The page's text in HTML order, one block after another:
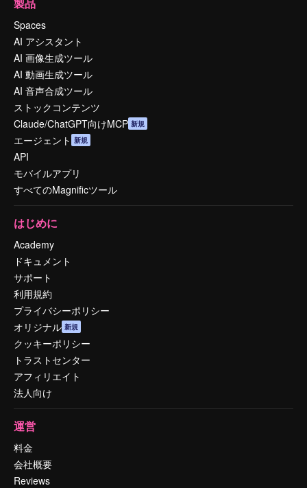
Spaces
AI アシスタント
AI 画像生成ツール
AI 動画生成ツール
AI 音声合成ツール
ストックコンテンツ
Claude/ChatGPT向けMCP 新規
エージェント 新規
API
モバイルアプリ
すべてのMagnificツール
はじめに
Academy
ドキュメント
サポート
利用規約
プライバシーポリシー
オリジナル 新規
クッキーポリシー
トラストセンター
アフィリエイト
法人向け
運営
料金
会社概要
Reviews